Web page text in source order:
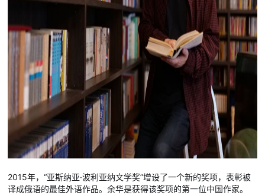
2015年，“亚斯纳亚·波利亚纳文学奖”增设了一个新的奖项，表彰被
译成俄语的最佳外语作品。余华是获得该奖项的第一位中国作家。